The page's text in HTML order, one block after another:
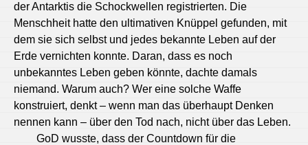
der Antarktis die Schockwellen registrierten. Die
Menschheit hatte den ultimativen Knüppel gefunden, mit
dem sie sich selbst und jedes bekannte Leben auf der
Erde vernichten konnte. Daran, dass es noch
unbekanntes Leben geben könnte, dachte damals
niemand. Warum auch? Wer eine solche Waffe
konstruiert, denkt – wenn man das überhaupt Denken
nennen kann – über den Tod nach, nicht über das Leben.
GoD wusste, dass der Countdown für die